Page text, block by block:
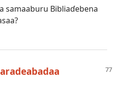
samaaburu Bibliaɗebena